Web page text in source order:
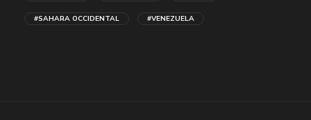
#SAHARA OCCIDENTAL #VENEZUELA